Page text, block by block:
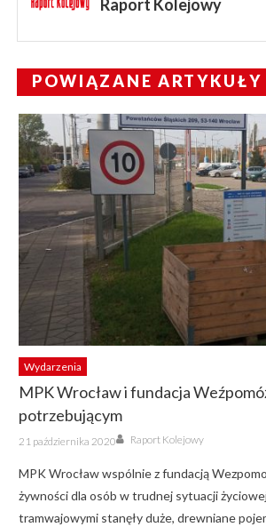
Raport Kolejowy
POWIĄZANE ARTYKUŁY
Wydarzenia
MPK Wrocław i fundacja
potrzebującym
Posted
on
21 października 2020 Author
Raport Kolejowy
MPK Wrocław wspólnie z fundacją
żywności dla osób w trudnej sytuacji
tramwajowymi stanęły duże, drewniane